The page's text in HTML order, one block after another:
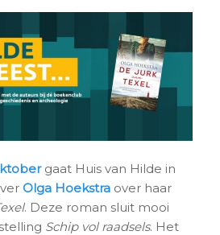
gaat Huis van Hilde in
Olga Hoekstraover haar
. Deze roman sluit mooi
Schip vol raadsels. Het